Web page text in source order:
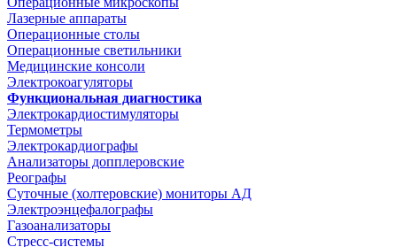
Лазерные аппараты
Операционные столы
Операционные светильники
Медицинские консоли
Электрокоагуляторы
Функциональная диагностика
Электрокардиостимуляторы
Термометры
Электрокардиографы
Анализаторы допплеровские
Реографы
Суточные (холтеровские) мониторы АД
Электроэнцефалографы
Газоанализаторы
Стресс-системы